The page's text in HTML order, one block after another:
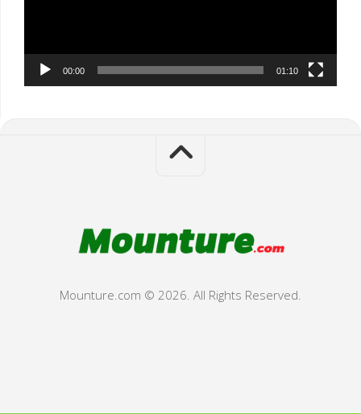
00:00 01:10
Mounture.com © 2026. All Rights Reserved.